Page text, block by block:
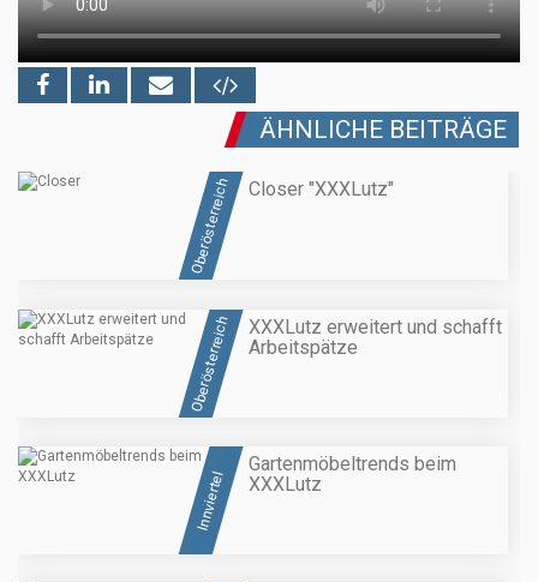
ÄHNLICHE BEITRÄGE
Oberösterreich Closer "XXXLutz"
Oberösterreich
XXXLutz erweitert und schafft
Arbeitspätze
Innviertel
Gartenmöbeltrends beim
XXXLutz